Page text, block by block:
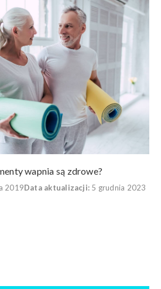
wapnia są zdrowe?
2019Data aktualizacji: 5 grudnia 2023